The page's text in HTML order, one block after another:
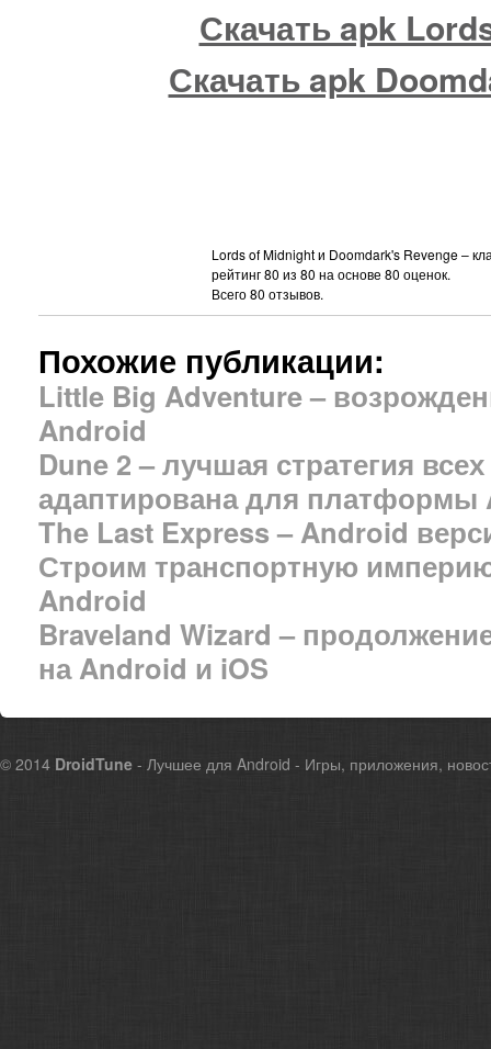
Скачать apk
Скачать apk
Lords of Midnight и Doomdark's Revenge –
рейтинг80 из 80 на основе 80 оценок.
Всего80 отзывов.
Похожие публикации:
Little Big Adventure –
Android
Dune 2 – лучшая стратегия
адаптирована для платформы
The Last Express – Android
Строим транспортную
Android
Braveland Wizard –
на Android и iOS
© 2014 DroidTune - Лучшее для Android - Игры, приложения,